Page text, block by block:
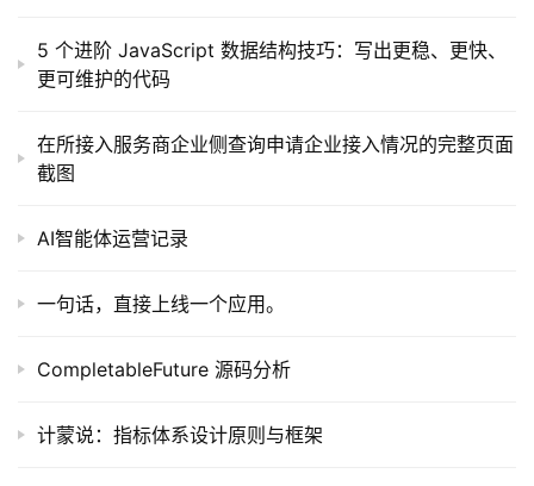
5 个进阶 JavaScript 数据结构技巧：写出更稳、更快、
更可维护的代码
在所接入服务商企业侧查询申请企业接入情况的完整页面
截图
AI智能体运营记录
一句话，直接上线一个应用。
CompletableFuture 源码分析
计蒙说：指标体系设计原则与框架